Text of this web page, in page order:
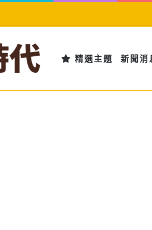
精選主題 新聞消